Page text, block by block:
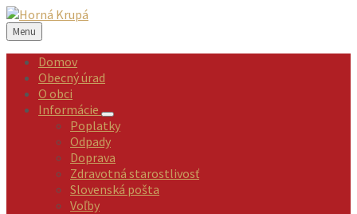
Preskočiť
na
obsah
Preskočiť
na
ľavý
panel
Preskočiť
na
pravý
panel
Preskočiť
na
pätičku
Menu
Domov
Obecný úrad
O obci
Informácie
Poplatky
Odpady
Doprava
Zdravotná starostlivosť
Slovenská pošta
Voľby